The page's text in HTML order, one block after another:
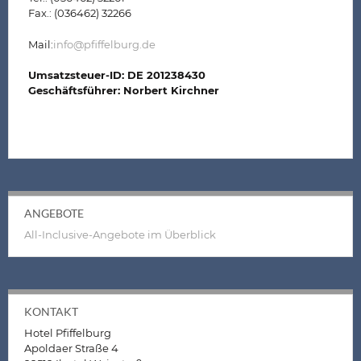
Fax.: (036462) 32266
Mail:info@pfiffelburg.de
Umsatzsteuer-ID: DE 201238430
Geschäftsführer: Norbert Kirchner
ANGEBOTE
All-Inclusive-Angebote im Überblick
KONTAKT
Hotel Pfiffelburg
Apoldaer Straße 4